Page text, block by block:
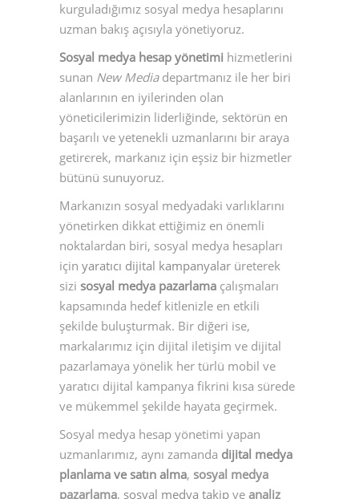
kurguladığımız sosyal medya hesaplarını
uzman bakış açısıyla yönetiyoruz.
Sosyal medya hesap yönetimi hizmetlerini
sunan New Mediadepartmanız ile her biri
alanlarının en iyilerinden olan
yöneticilerimizin liderliğinde, sektörün en
başarılı ve yetenekli uzmanlarını bir araya
getirerek, markanız için eşsiz bir hizmetler
bütünü sunuyoruz.
Markanızın sosyal medyadaki varlıklarını
yönetirken dikkat ettiğimiz en önemli
noktalardan biri, sosyal medya hesapları
için yaratıcı dijital kampanyalar üreterek
sizi sosyal medya pazarlama çalışmaları
kapsamında hedef kitlenizle en etkili
şekilde buluşturmak. Bir diğeri ise,
markalarımız için dijital iletişim ve dijital
pazarlamaya yönelik her türlü mobil ve
yaratıcı dijital kampanya fikrini kısa sürede
ve mükemmel şekilde hayata geçirmek.
Sosyal medya hesap yönetimi yapan
uzmanlarımız, aynı zamanda dijital medya
planlama ve satın alma, sosyal medya
pazarlama, sosyal medya takip ve analiz